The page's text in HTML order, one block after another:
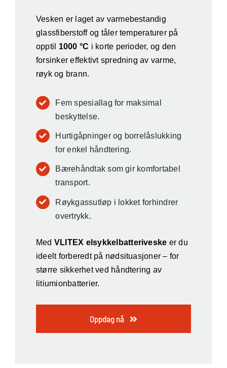
Vesken er laget av varmebestandig
glassfiberstoff og tåler temperaturer på
opptil 1000 °C i korte perioder, og den
forsinker effektivt spredning av varme,
røyk og brann.
Fem spesiallag for maksimal
beskyttelse.
Hurtigåpninger og borrelåslukking
for enkel håndtering.
Bærehåndtak som gir komfortabel
transport.
Røykgassutløp i lokket forhindrer
overtrykk.
Med VLITEX elsykkelbatteriveske er du
ideelt forberedt på nødsituasjoner – for
større sikkerhet ved håndtering av
litiumionbatterier.
Oppdag nå